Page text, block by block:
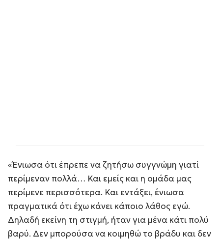
«Ένιωσα ότι έπρεπε να ζητήσω συγγνώμη γιατί
περίμεναν πολλά… Και εμείς και η ομάδα μας
περίμενε περισσότερα. Και εντάξει, ένιωσα
πραγματικά ότι έχω κάνει κάποιο λάθος εγώ.
Δηλαδή εκείνη τη στιγμή, ήταν για μένα κάτι πολύ
βαρύ. Δεν μπορούσα να κοιμηθώ το βράδυ και δεν